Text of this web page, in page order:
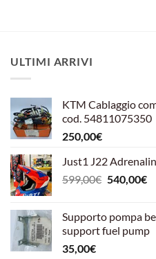
ULTIMI ARRIVI
KTM Cablaggio
cod. 54811075350
250,00€
Just1 J22
599,00€ Il
era:
599,00€.
540,00€Il
è:
Supporto pompa
support fuel pump
35,00€